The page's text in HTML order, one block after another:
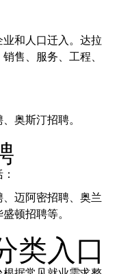
和人口迁入。达拉
售、服务、工程、
奥斯汀招聘。
迈阿密招聘、奥兰
顿招聘等。
类入口